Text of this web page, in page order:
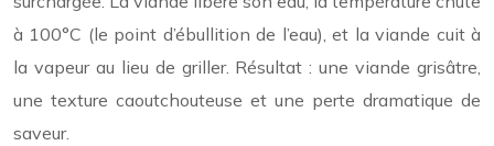
à 100°C (le point d’ébullition de l’eau), et la viande cuit à
la vapeur au lieu de griller. Résultat : une viande grisâtre,
une texture caoutchouteuse et une perte dramatique de
saveur.